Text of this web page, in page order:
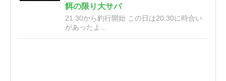
餌の限り大サバ
21:30から釣行開始 この日は20:30に時合い
があったよ...